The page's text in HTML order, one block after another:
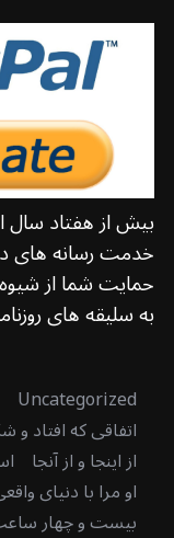
بیش از هفتاد سال
خدمت رسانه های
حمایت شما از شیوه
به سلیقه های
Uncategorized
اتفاقی که افتاد
از اینجا و از آنجا
او مرا با دنیای
بیست و چهار